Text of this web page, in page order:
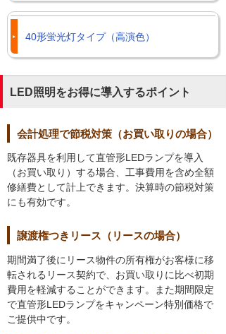
40形蛍光灯タイプ（高演色）
LED照明をお得に導入するポイント
会計処理で節税対策（お買い取りの場合）
既存器具を利用して直管形LEDランプを導入
（お買い取り）する場合、工事費用を含め全額
修繕費として計上できます。決算時の節税対策
にも有効です。
譲渡権つきリース（リースの場合）
期間満了後にリース物件の所有権がお客様に移
転されるリース契約で、お買い取りに比べ初期
費用を軽減することができます。また期間限定
で直管形LEDランプをキャンペーン特別価格で
ご提供中です。